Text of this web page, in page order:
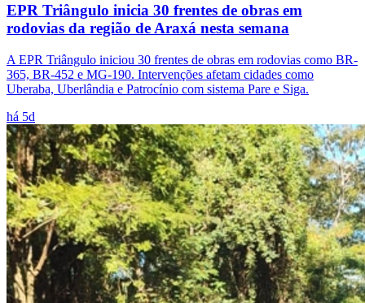
EPR Triângulo inicia 30 frentes de obras em
rodovias da região de Araxá nesta semana
A EPR Triângulo iniciou 30 frentes de obras em rodovias como BR-
365, BR-452 e MG-190. Intervenções afetam cidades como
Uberaba, Uberlândia e Patrocínio com sistema Pare e Siga.
há 5d